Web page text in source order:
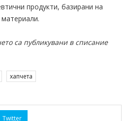
продукти, базирани на
са публикувани в списание
хапчета
Twitter